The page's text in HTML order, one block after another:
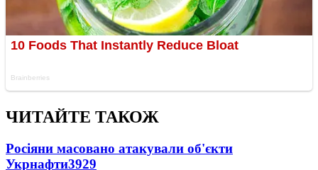
ЧИТАЙТЕ ТАКОЖ
Росіяни масовано атакували об'єкти
Укрнафти3929